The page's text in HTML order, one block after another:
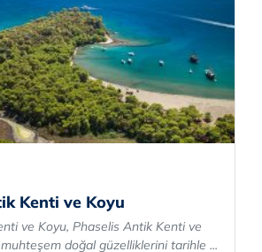
Kenti ve Koyu
ve Koyu, Phaselis Antik Kenti ve
doğal güzelliklerini tarihle ...